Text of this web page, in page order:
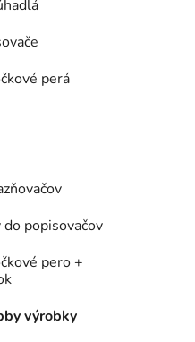
perá
popisovačov
pero +
výrobky